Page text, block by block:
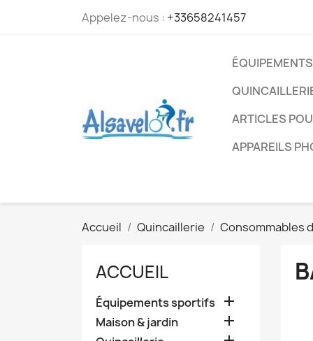
Appelez-nous : +33658241457
ARTICLES
APPAREILS
Accueil Quincaillerie Consommables
ACCUEIL
Équipements sportifs 
Maison & jardin 